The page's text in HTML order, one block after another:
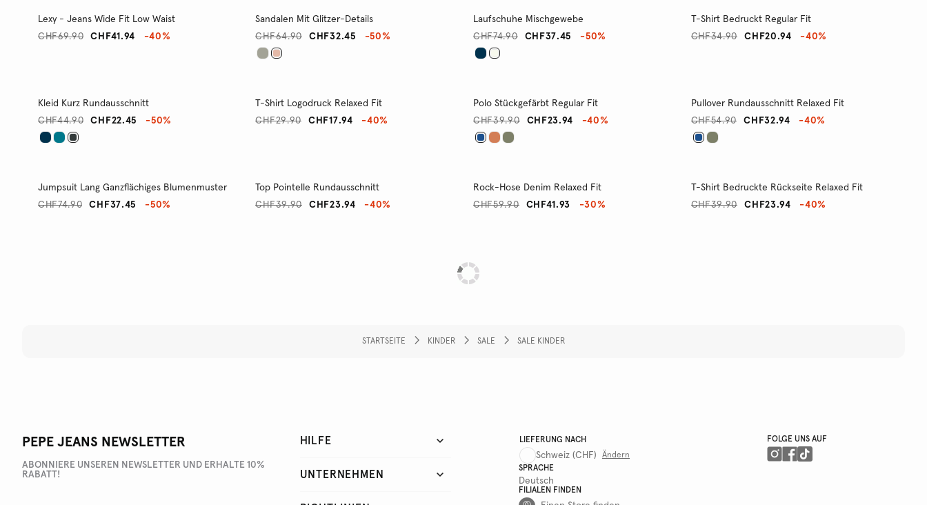
Lexy - Jeans Wide Fit Low Waist
CHF41.94
CHF69.90 -40%
Sandalen Mit Glitzer-Details
CHF32.45
CHF64.90 -50%
Laufschuhe Mischgewebe
CHF37.45
CHF74.90 -50%
T-Shirt Bedruckt Regular Fit
CHF20.94
CHF34.90 -40%
Kleid Kurz Rundausschnitt
CHF22.45
CHF44.90 -50%
T-Shirt Logodruck Relaxed Fit
CHF17.94
CHF29.90 -40%
Polo Stückgefärbt Regular Fit
CHF23.94
CHF39.90 -40%
Pullover Rundausschnitt Relaxed Fit
CHF32.94
CHF54.90 -40%
Jumpsuit Lang Ganzflächiges Blumenmuster
CHF37.45
CHF74.90 -50%
Top Pointelle Rundausschnitt
CHF23.94
CHF39.90 -40%
Rock-Hose Denim Relaxed Fit
CHF41.93
CHF59.90 -30%
T-Shirt Bedruckte Rückseite Relaxed Fit
CHF23.94
CHF39.90 -40%
STARTSEITE KINDER SALE SALE KINDER
PEPE JEANS NEWSLETTER
ABONNIERE UNSEREN NEWSLETTER UND ERHALTE 10%
RABATT!
HILFE
UNTERNEHMEN
LIEFERUNG NACH
Schweiz (CHF)
Ändern
SPRACHE
Deutsch
FILIALEN FINDEN
FOLGE UNS AUF